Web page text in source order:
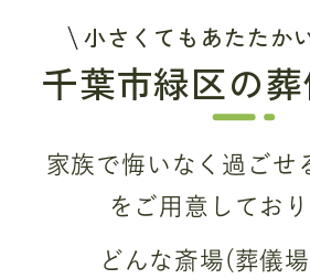
小さくてもあたたか
千葉市緑区の
家族で悔いなく過ごせ
をご用意しており
どんな斎場(葬儀場